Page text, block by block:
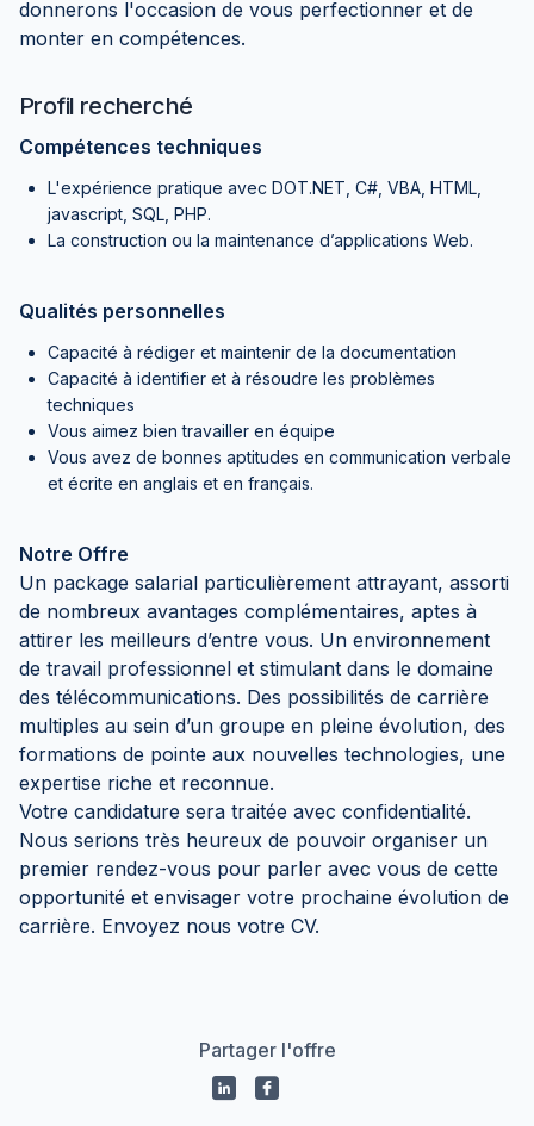
donnerons l'occasion de vous perfectionner et de
monter en compétences.
Profil recherché
Compétences techniques
L'expérience pratique avec DOT.NET, C#, VBA, HTML,
javascript, SQL, PHP.
La construction ou la maintenance d’applications Web.
Qualités personnelles
Capacité à rédiger et maintenir de la documentation
Capacité à identifier et à résoudre les problèmes
techniques
Vous aimez bien travailler en équipe
Vous avez de bonnes aptitudes en communication verbale
et écrite en anglais et en français.
Notre Offre
Un package salarial particulièrement attrayant, assorti
de nombreux avantages complémentaires, aptes à
attirer les meilleurs d’entre vous. Un environnement
de travail professionnel et stimulant dans le domaine
des télécommunications. Des possibilités de carrière
multiples au sein d’un groupe en pleine évolution, des
formations de pointe aux nouvelles technologies, une
expertise riche et reconnue.
Votre candidature sera traitée avec confidentialité.
Nous serions très heureux de pouvoir organiser un
premier rendez-vous pour parler avec vous de cette
opportunité et envisager votre prochaine évolution de
carrière. Envoyez nous votre CV.
Partager l'offre